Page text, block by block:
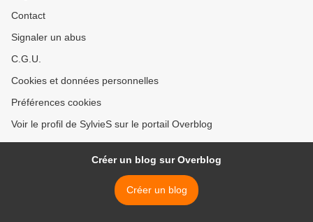
Contact
Signaler un abus
C.G.U.
Cookies et données personnelles
Préférences cookies
Voir le profil de SylvieS sur le portail Overblog
Créer un blog sur Overblog
Créer un blog